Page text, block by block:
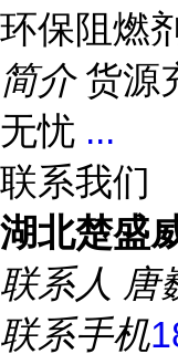
环保阻燃
简介 货源
无忧 ...
联系我们
湖北楚盛
联系人 唐
联系手机